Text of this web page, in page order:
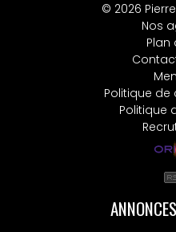
© 2026
Nos
Plan
Politique de
Politique